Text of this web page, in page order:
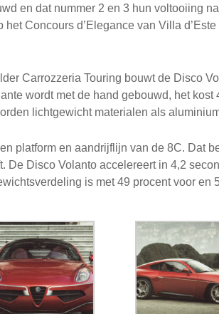
en dat nummer 2 en 3 hun voltooiing
Concours d’Elegance van Villa
Carrozzeria Touring bouwt de Disco
wordt met de hand gebouwd, het
lichtgewicht materialen als
platform en aandrijflijn van de 8C. Dat
De Disco Volanto accelereert in 4,2
is met 49 procent voor en